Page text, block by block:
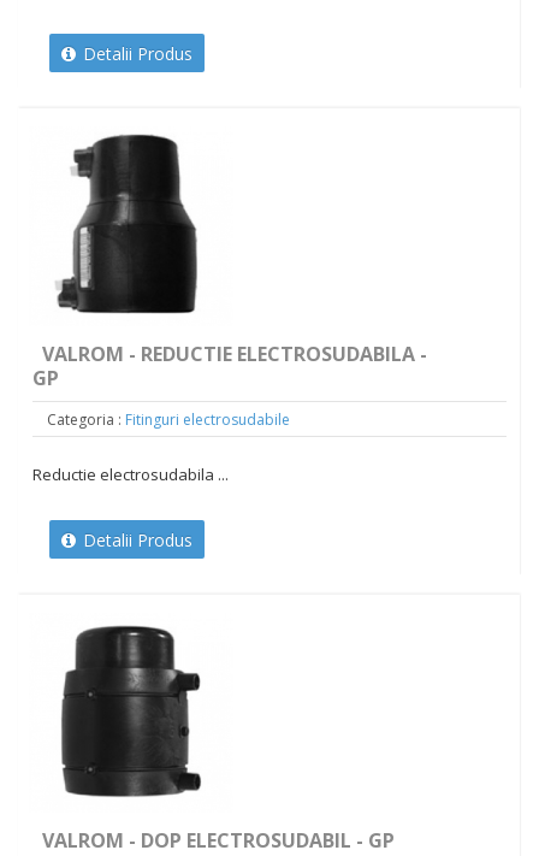
Detalii Produs
VALROM - REDUCTIE ELECTROSUDABILA -
GP
Categoria : Fitinguri electrosudabile
Reductie electrosudabila ...
Detalii Produs
VALROM - DOP ELECTROSUDABIL - GP